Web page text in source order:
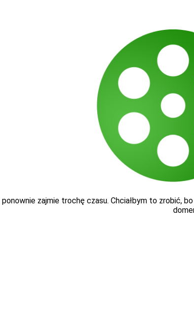
ponownie zajmie trochę czasu. Chciałbym to zrobić,